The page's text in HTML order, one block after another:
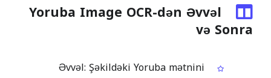
Yoruba Image OCR-dən Əvvəl
və Sonra
Əvvəl: Şəkildəki Yoruba mətnini